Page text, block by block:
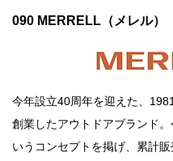
090 MERRELL（メレル）
今年設立40周年を迎えた、
創業したアウトドアブランド
いうコンセプトを掲げ、累計